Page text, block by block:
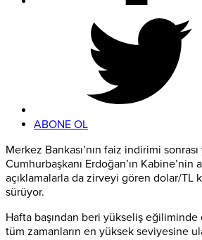
ABONE OL
Merkez Bankası’nın faiz indirimi
Cumhurbaşkanı Erdoğan’ın Kabine’nin
açıklamalarla da zirveyi gören dolar/TL
sürüyor.
Hafta başından beri yükseliş
tüm zamanların en yüksek seviyesine